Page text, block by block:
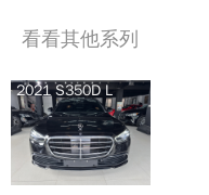
看看其他系列
2021 S350D L